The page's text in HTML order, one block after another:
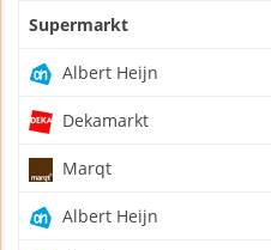
Supermarkt
Albert Heijn
Dekamarkt
Marqt
Albert Heijn